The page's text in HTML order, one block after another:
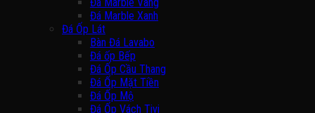
Đá Marble Xanh
Đá Ốp Lát
Bàn Đá Lavabo
Đá ốp Bếp
Đá Ốp Cầu Thang
Đá Ốp Mặt Tiền
Đá Ốp Mộ
Đá Ốp Vách Tivi